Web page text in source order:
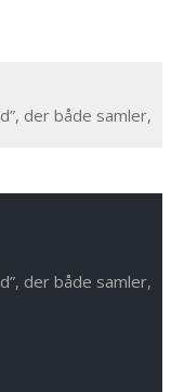
der både samler,
der både samler,